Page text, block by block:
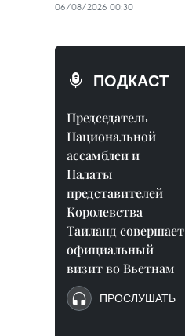
06/08/2026 00:30
ПОДКАСТ
Председатель
Национальной
ассамблеи и
Палаты
представителей
Королевства
Таиланд совершает
официальный
визит во Вьетнам
ПРОСЛУШАТЬ